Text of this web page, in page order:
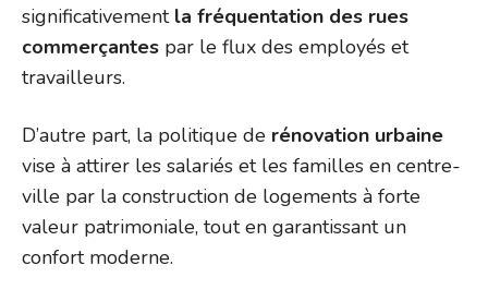
significativement la fréquentation des rues
commerçantes par le flux des employés et
travailleurs.
D’autre part, la politique de rénovation urbaine
vise à attirer les salariés et les familles en centre-
ville par la construction de logements à forte
valeur patrimoniale, tout en garantissant un
confort moderne.